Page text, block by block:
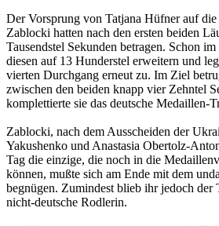
Der Vorsprung von Tatjana Hüfner auf
Zablocki hatten nach den ersten beiden
Tausendstel Sekunden betragen. Schon
diesen auf 13 Hunderstel erweitern und
vierten Durchgang erneut zu. Im Ziel
zwischen den beiden knapp vier Zehntel
komplettierte sie das deutsche Medaillen-
Zablocki, nach dem Ausscheiden der
Yakushenko und Anastasia Obertolz-
Tag die einzige, die noch in die
können, mußte sich am Ende mit dem
begnügen. Zumindest blieb ihr jedoch der
nicht-deutsche Rodlerin.